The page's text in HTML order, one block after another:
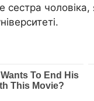
чоловіка,